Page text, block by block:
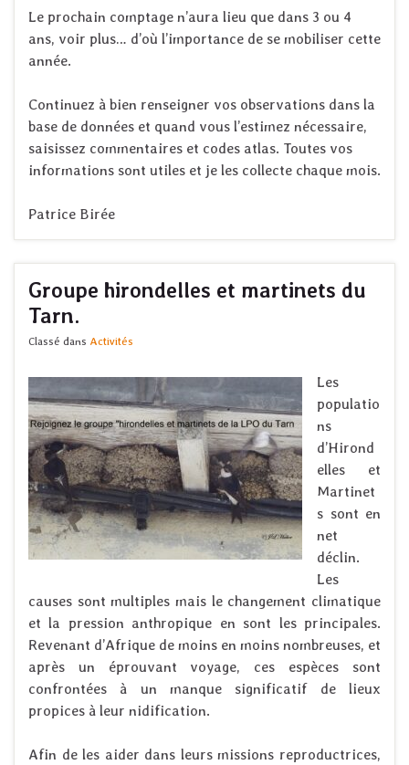
Le prochain comptage n’aura lieu que dans 3 ou 4
ans, voir plus… d’où l’importance de se mobiliser cette
année.
Continuez à bien renseigner vos observations dans la
base de données et quand vous l’estimez nécessaire,
saisissez commentaires et codes atlas. Toutes vos
informations sont utiles et je les collecte chaque mois.
Patrice Birée
Groupe hirondelles et martinets du
Tarn.
Classé dans Activités
Les
populatio
ns
d’Hirond
elles et
Martinet
s sont en
net
déclin.
Les
causes sont multiples mais le changement climatique
et la pression anthropique en sont les principales.
Revenant d’Afrique de moins en moins nombreuses, et
après un éprouvant voyage, ces espèces sont
confrontées à un manque significatif de lieux
propices à leur nidification.
Afin de les aider dans leurs missions reproductrices,